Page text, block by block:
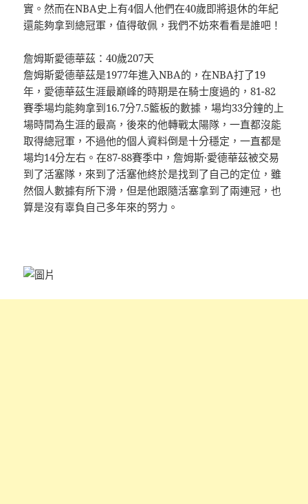
實。然而在NBA史上有4個人他們在40歲即將退休的年紀
還能夠拿到總冠軍，值得敬佩，我們不妨來看看是誰吧！
詹姆斯愛德華茲：40歲207天
詹姆斯愛德華茲是1977年進入NBA的，在NBA打了19
年，愛德華茲生涯最巔峰的時期是在騎士度過的，81-82
賽季場均能夠拿到16.7分7.5籃板的數據，場均33分鐘的上
場時間為生涯的最高，後來的他轉戰太陽隊，一直都沒能
取得總冠軍，不過他的個人資料倒是十分穩定，一直都是
場均14分左右。在87-88賽季中，詹姆斯·愛德華茲被交易
到了活塞隊，來到了活塞他終於是找到了自己的定位，雖
然個人數據有所下滑，但是他跟隨活塞拿到了兩連冠，也
算是沒有辜負自己多年來的努力。